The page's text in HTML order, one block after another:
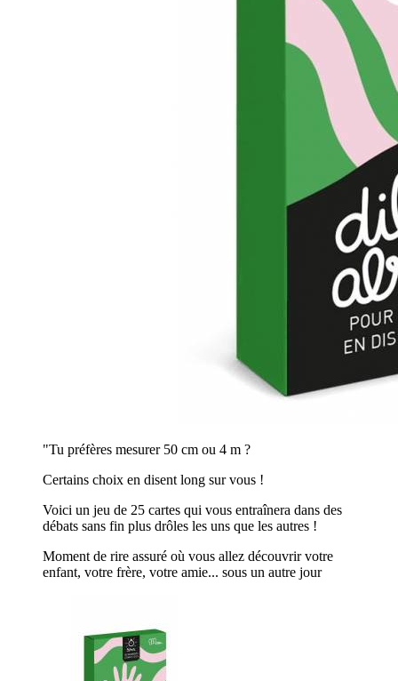
"Tu préfères mesurer 50 cm ou 4 m ?
Certains choix en disent long sur vous !
Voici un jeu de 25 cartes qui vous entraînera dans des
débats sans fin plus drôles les uns que les autres !
Moment de rire assuré où vous allez découvrir votre
enfant, votre frère, votre amie... sous un autre jour